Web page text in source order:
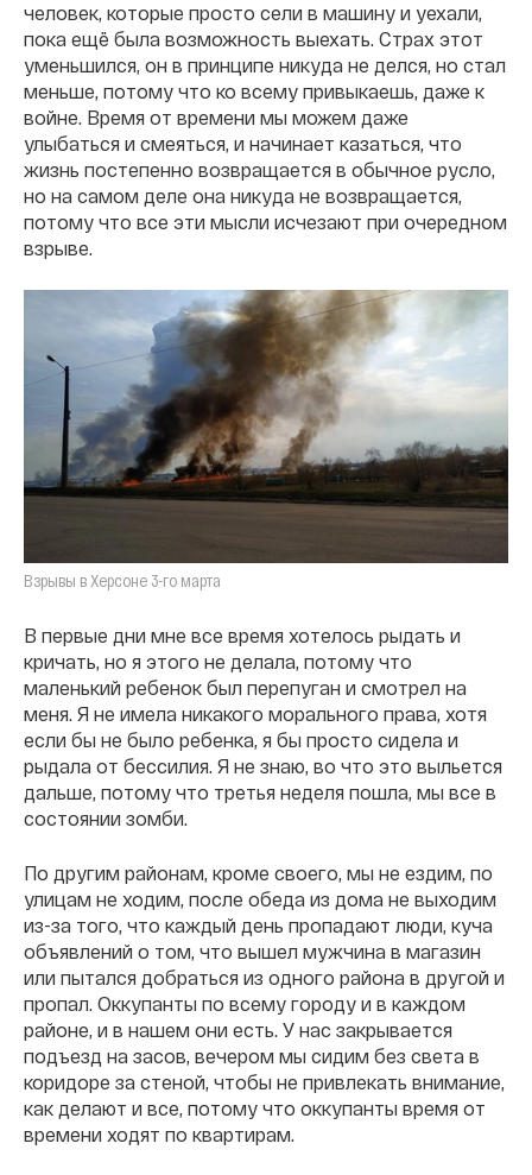
человек, которые просто сели в машину и уехали,
пока ещё была возможность выехать. Страх этот
уменьшился, он в принципе никуда не делся, но стал
меньше, потому что ко всему привыкаешь, даже к
войне. Время от времени мы можем даже
улыбаться и смеяться, и начинает казаться, что
жизнь постепенно возвращается в обычное русло,
но на самом деле она никуда не возвращается,
потому что все эти мысли исчезают при очередном
взрыве.
Взрывы в Херсоне 3-го марта
В первые дни мне все время хотелось рыдать и
кричать, но я этого не делала, потому что
маленький ребенок был перепуган и смотрел на
меня. Я не имела никакого морального права, хотя
если бы не было ребенка, я бы просто сидела и
рыдала от бессилия. Я не знаю, во что это выльется
дальше, потому что третья неделя пошла, мы все в
состоянии зомби.
По другим районам, кроме своего, мы не ездим, по
улицам не ходим, после обеда из дома не выходим
из-за того, что каждый день пропадают люди, куча
объявлений о том, что вышел мужчина в магазин
или пытался добраться из одного района в другой и
пропал. Оккупанты по всему городу и в каждом
районе, и в нашем они есть. У нас закрывается
подъезд на засов, вечером мы сидим без света в
коридоре за стеной, чтобы не привлекать внимание,
как делают и все, потому что оккупанты время от
времени ходят по квартирам.